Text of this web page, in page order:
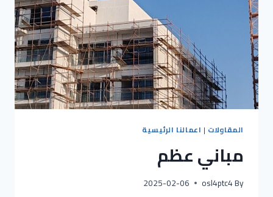
المقاولات | اعمالنا الرئيسية
مباني عظم
By
osl4ptc4
2025-02-06